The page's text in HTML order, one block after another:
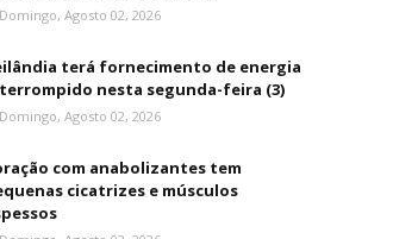
Domingo, Agosto 02, 2026
terá fornecimento de energia
nesta segunda-feira (3)
Domingo, Agosto 02, 2026
com anabolizantes tem
cicatrizes e músculos